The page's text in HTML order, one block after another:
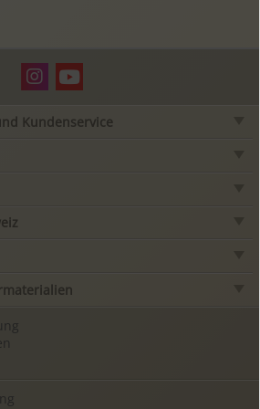
Kundenservice